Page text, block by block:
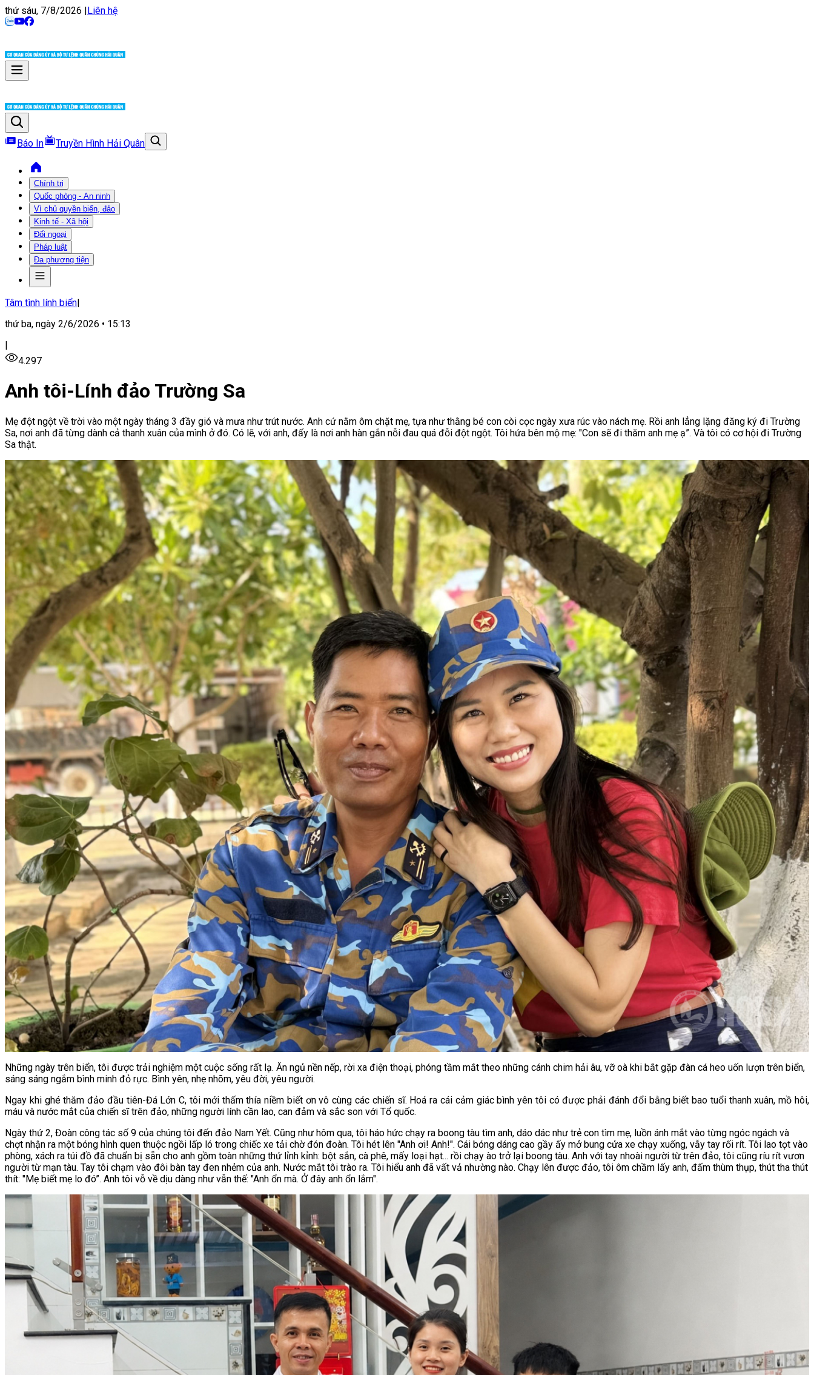
thứ sáu, 7/8/2026 |Liên hệ
Báo In Truyền Hình Hải Quân
Chính trị
Quốc phòng - An ninh
Vì chủ quyền biển, đảo
Kinh tế - Xã hội
Đối ngoại
Pháp luật
Đa phương tiện
Tâm tình lính biển|
thứ ba, ngày 2/6/2026 • 15:13
|
4.297
Anh tôi-Lính đảo Trường Sa
Mẹ đột ngột về trời vào một ngày tháng 3 đầy gió và mưa như trút nước. Anh cứ nằm ôm chặt mẹ, tựa như thằng bé con còi cọc ngày xưa rúc vào nách mẹ. Rồi anh lẳng lặng đăng ký đi Trường
Sa, nơi anh đã từng dành cả thanh xuân của mình ở đó. Có lẽ, với anh, đấy là nơi anh hàn gắn nỗi đau quá đỗi đột ngột. Tôi hứa bên mộ mẹ: "Con sẽ đi thăm anh mẹ ạ”. Và tôi có cơ hội đi Trường
Sa thật.
Những ngày trên biển, tôi được trải nghiệm một cuộc sống rất lạ. Ăn ngủ nền nếp, rời xa điện thoại, phóng tầm mắt theo những cánh chim hải âu, vỡ oà khi bắt gặp đàn cá heo uốn lượn trên biển,
sáng sáng ngắm bình minh đỏ rực. Bình yên, nhẹ nhõm, yêu đời, yêu người.
Ngay khi ghé thăm đảo đầu tiên-Đá Lớn C, tôi mới thấm thía niềm biết ơn vô cùng các chiến sĩ. Hoá ra cái cảm giác bình yên tôi có được phải đánh đổi bằng biết bao tuổi thanh xuân, mồ hôi,
máu và nước mắt của chiến sĩ trên đảo, những người lính cần lao, can đảm và sắc son với Tổ quốc.
Ngày thứ 2, Đoàn công tác số 9 của chúng tôi đến đảo Nam Yết. Cũng như hôm qua, tôi háo hức chạy ra boong tàu tìm anh, dáo dác như trẻ con tìm mẹ, luồn ánh mắt vào từng ngóc ngách và
chợt nhận ra một bóng hình quen thuộc ngồi lấp ló trong chiếc xe tải chờ đón đoàn. Tôi hét lên "Anh ơi! Anh!". Cái bóng dáng cao gầy ấy mở bung cửa xe chạy xuống, vẫy tay rối rít. Tôi lao tọt vào
phòng, xách ra túi đồ đã chuẩn bị sẵn cho anh gồm toàn những thứ lỉnh kỉnh: bột sắn, cà phê, mấy loại hạt... rồi chạy ào trở lại boong tàu. Anh với tay nhoài người từ trên đảo, tôi cũng ríu rít vươn
người từ mạn tàu. Tay tôi chạm vào đôi bàn tay đen nhẻm của anh. Nước mắt tôi trào ra. Tôi hiểu anh đã vất vả nhường nào. Chạy lên được đảo, tôi ôm chầm lấy anh, đấm thùm thụp, thút tha thút
thít: "Mẹ biết mẹ lo đó”. Anh tôi vỗ về dịu dàng như vẫn thế: "Anh ổn mà. Ở đây anh ổn lắm".